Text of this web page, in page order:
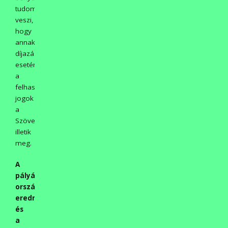
tudomásul
veszi,
hogy
annak
díjazása
esetén
a
felhasználási
jogok
a
Szövetséget
illetik
meg.
A
pályázat
országos
eredményhirdetésére
és
a